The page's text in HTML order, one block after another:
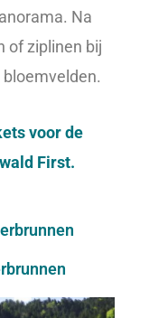
Na
of ziplinen bij
voor de
First.